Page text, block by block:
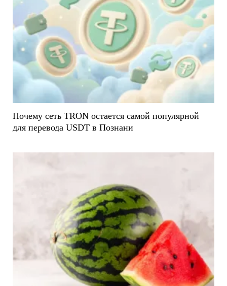
Почему сеть TRON остается самой популярной
для перевода USDT в Познани